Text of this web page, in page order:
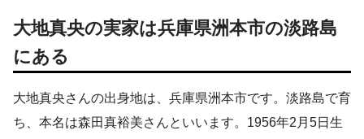
大地真央の実家は兵庫県洲本市の淡路島
にある
大地真央さんの出身地は、兵庫県洲本市です。淡路島で育
ち、本名は森田真裕美さんといいます。1956年2月5日生